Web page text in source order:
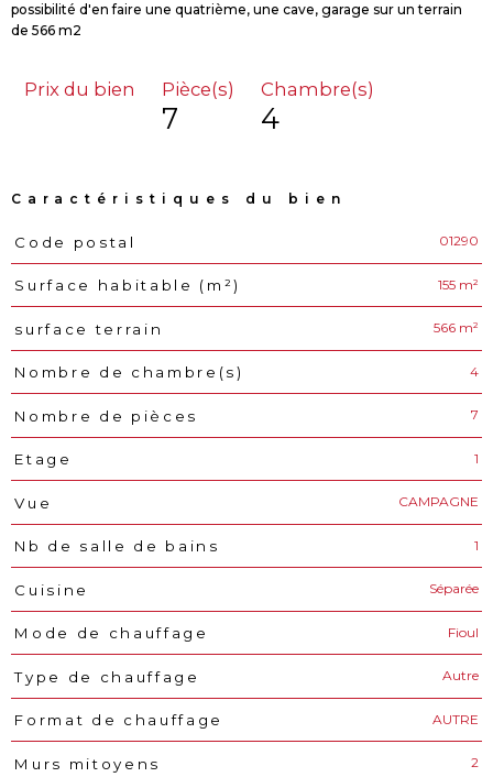
possibilité d'en faire une quatrième, une cave, garage sur un terrain
Prix du bien Pièce(s)
7
Chambre(s)
4
Caractéristiques du bien
Caractéristiques Valeurs
Code postal 01290
Surface habitable (m²) 155 m²
surface terrain 566 m²
Nombre de chambre(s) 4
Nombre de pièces 7
Etage 1
Vue CAMPAGNE
Nb de salle de bains 1
Cuisine Séparée
Mode de chauffage Fioul
Type de chauffage Autre
Format de chauffage AUTRE
Murs mitoyens 2